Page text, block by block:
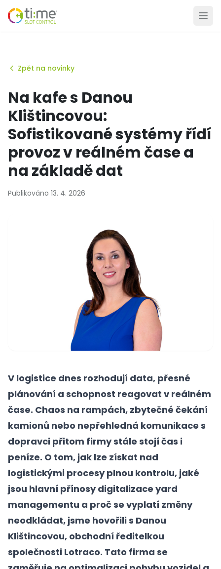
Zpět na novinky
Na kafe s Danou
Klištincovou:
Sofistikované systémy řídí
provoz v reálném čase a
na základě dat
Publikováno 13. 4. 2026
V logistice dnes rozhodují data, přesné
plánování a schopnost reagovat v reálném
čase. Chaos na rampách, zbytečné čekání
kamionů nebo nepřehledná komunikace s
dopravci přitom firmy stále stojí čas i
peníze. O tom, jak lze získat nad
logistickými procesy plnou kontrolu, jaké
jsou hlavní přínosy digitalizace yard
managementu a proč se vyplatí změny
neodkládat, jsme hovořili s Danou
Klištincovou, obchodní ředitelkou
společnosti Lotraco. Tato firma se